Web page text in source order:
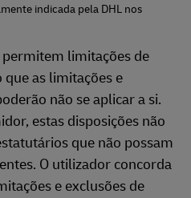
indicada pela DHL nos
limitações de
as limitações e
não se aplicar a si.
estas disposições não
que não possam
O utilizador concorda
e exclusões de